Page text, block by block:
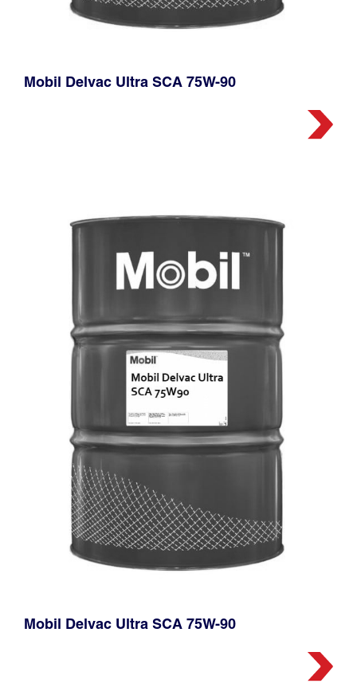
Mobil Delvac Ultra SCA 75W-90
Mobil Delvac Ultra SCA 75W-90